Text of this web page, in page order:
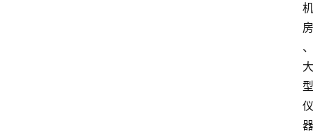
机
房
、
大
型
仪
器